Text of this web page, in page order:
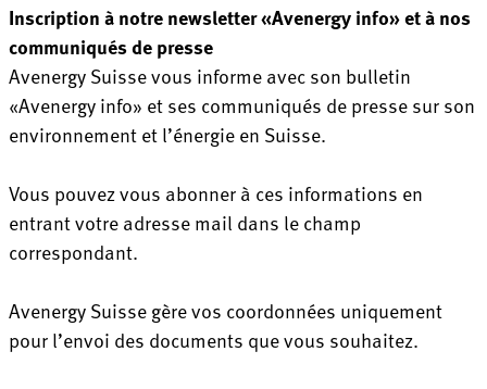
Inscription à notre newsletter «Avenergy info» et à nos
communiqués de presse
Avenergy Suisse vous informe avec son bulletin
«Avenergy info» et ses communiqués de presse sur son
environnement et l’énergie en Suisse.
Vous pouvez vous abonner à ces informations en
entrant votre adresse mail dans le champ
correspondant.
Avenergy Suisse gère vos coordonnées uniquement
pour l’envoi des documents que vous souhaitez.